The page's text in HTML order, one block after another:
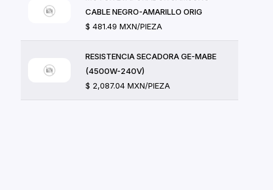
CABLE NEGRO-AMARILLO ORIG
$ 481.49 MXN/PIEZA
RESISTENCIA SECADORA GE-MABE
(4500W-240V)
$ 2,087.04 MXN/PIEZA